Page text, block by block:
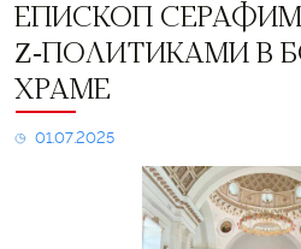
Епископ
Серафим
встречался
с
Z-
политиками
в
ЕПИСКОП
Z-ПОЛИТИКАМИ В
ХРАМЕ
01.07.2025